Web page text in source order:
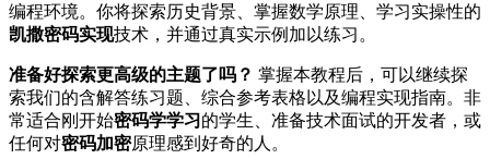
编程环境。你将探索历史背景、掌握数学原理、学习实操性的
凯撒密码实现技术，并通过真实示例加以练习。
准备好探索更高级的主题了吗？ 掌握本教程后，可以继续探
索我们的含解答练习题、综合参考表格以及编程实现指南。非
常适合刚开始密码学学习 的学生、准备技术面试的开发者，或
任何对密码加密原理感到好奇的人。